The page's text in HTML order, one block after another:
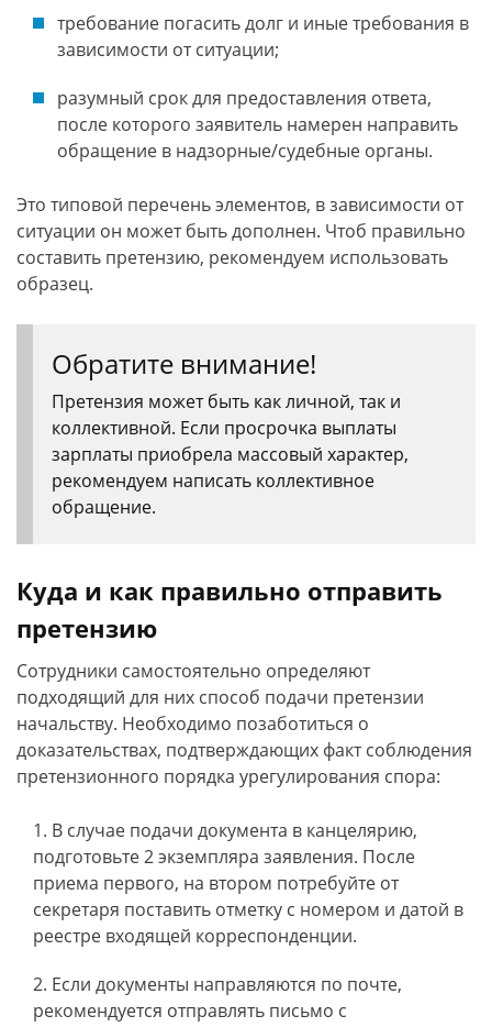
требование погасить долг и иные требования в
зависимости от ситуации;
разумный срок для предоставления ответа,
после которого заявитель намерен направить
обращение в надзорные/судебные органы.
Это типовой перечень элементов, в зависимости от
ситуации он может быть дополнен. Чтоб правильно
составить претензию, рекомендуем использовать
образец.
Обратите внимание!
Претензия может быть как личной, так и
коллективной. Если просрочка выплаты
зарплаты приобрела массовый характер,
рекомендуем написать коллективное
обращение.
Куда и как правильно отправить
претензию
Сотрудники самостоятельно определяют
подходящий для них способ подачи претензии
начальству. Необходимо позаботиться о
доказательствах, подтверждающих факт соблюдения
претензионного порядка урегулирования спора:
В случае подачи документа в канцелярию,
подготовьте 2 экземпляра заявления. После
приема первого, на втором потребуйте от
секретаря поставить отметку с номером и датой в
реестре входящей корреспонденции.
Если документы направляются по почте,
рекомендуется отправлять письмо с